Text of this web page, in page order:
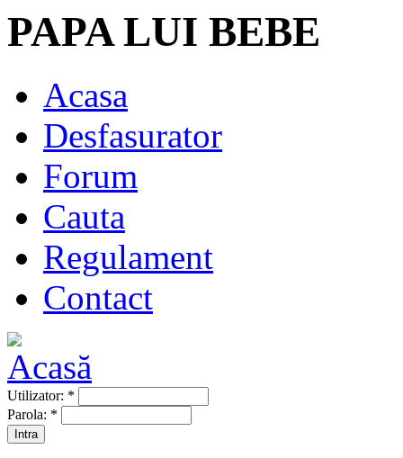
PAPA LUI BEBE
Acasa
Desfasurator
Forum
Cauta
Regulament
Contact
Utilizator: *
Parola: *